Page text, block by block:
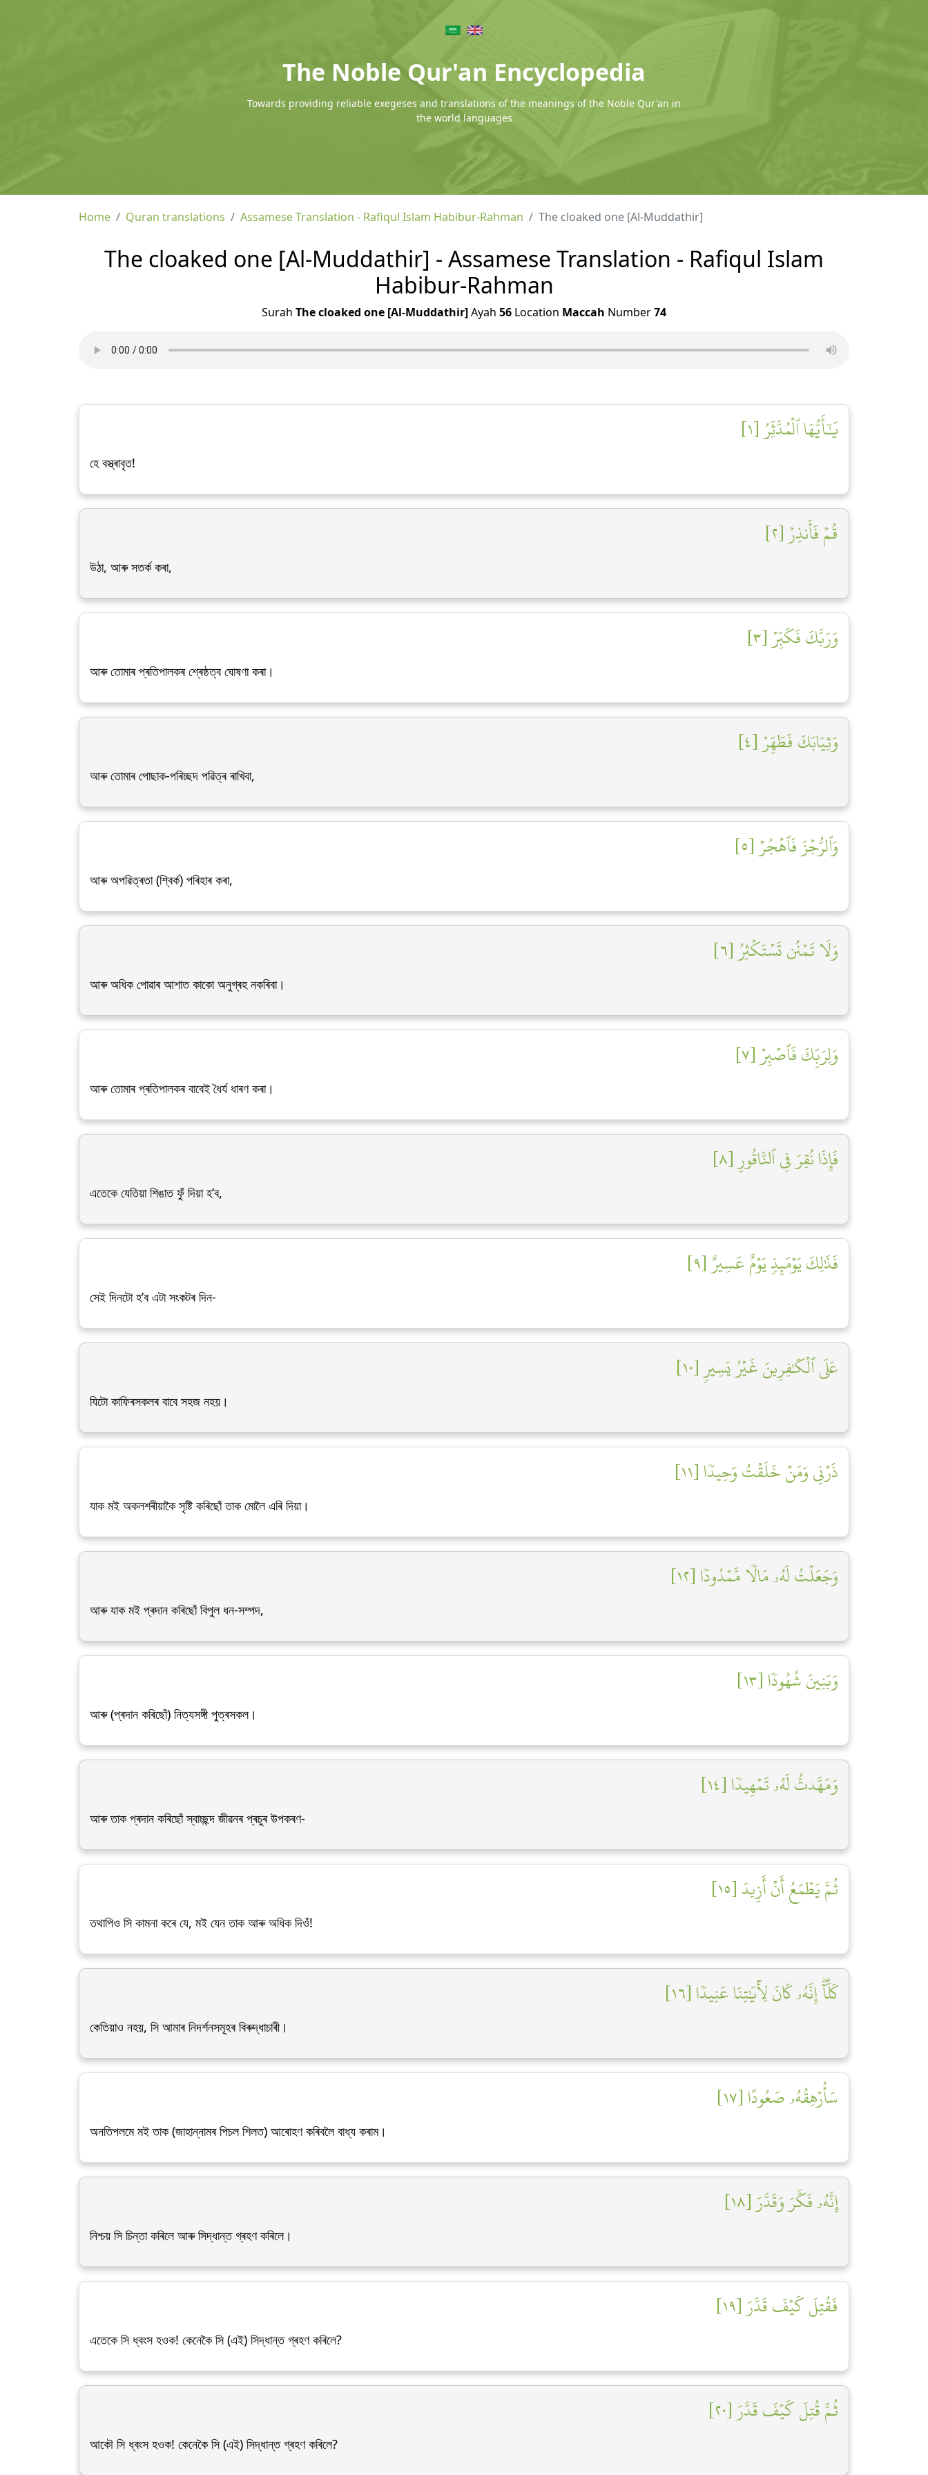
The Noble Qur'an Encyclopedia
Towards providing reliable exegeses and translations of the meanings of the Noble Qur'an in
the world languages
Home Quran translations Assamese Translation - Rafiqul Islam Habibur-Rahman The cloaked one [Al-Muddathir]
The cloaked one [Al-Muddathir] - Assamese Translation - Rafiqul Islam
Habibur-Rahman
Surah The cloaked one [Al-Muddathir]Ayah 56 Location Maccah Number74
يَٰٓأَيُّهَا ٱلۡمُدَّثِّرُ [١]
হে বস্ত্ৰাবৃত!
قُمۡ فَأَنذِرۡ [٢]
উঠা, আৰু সতৰ্ক কৰা,
وَرَبَّكَ فَكَبِّرۡ [٣]
আৰু তোমাৰ প্ৰতিপালকৰ শ্ৰেষ্ঠত্ব ঘোষণা কৰা।
وَثِيَابَكَ فَطَهِّرۡ [٤]
আৰু তোমাৰ পোছাক-পৰিচ্ছদ পৱিত্ৰ ৰাখিবা,
وَٱلرُّجۡزَ فَٱهۡجُرۡ [٥]
আৰু অপৱিত্ৰতা (শ্বিৰ্ক) পৰিহাৰ কৰা,
وَلَا تَمۡنُن تَسۡتَكۡثِرُ [٦]
আৰু অধিক পোৱাৰ আশাত কাকো অনুগ্ৰহ নকৰিবা।
وَلِرَبِّكَ فَٱصۡبِرۡ [٧]
আৰু তোমাৰ প্ৰতিপালকৰ বাবেই ধৈৰ্য ধাৰণ কৰা।
فَإِذَا نُقِرَ فِي ٱلنَّاقُورِ [٨]
এতেকে যেতিয়া শিঙাত ফুঁ দিয়া হ’ব,
فَذَٰلِكَ يَوۡمَئِذٖ يَوۡمٌ عَسِيرٌ [٩]
সেই দিনটো হ’ব এটা সংকটৰ দিন-
عَلَى ٱلۡكَٰفِرِينَ غَيۡرُ يَسِيرٖ [١٠]
যিটো কাফিৰসকলৰ বাবে সহজ নহয়।
ذَرۡنِي وَمَنۡ خَلَقۡتُ وَحِيدٗا [١١]
যাক মই অকলশৰীয়াকৈ সৃষ্টি কৰিছোঁ তাক মোলৈ এৰি দিয়া।
وَجَعَلۡتُ لَهُۥ مَالٗا مَّمۡدُودٗا [١٢]
আৰু যাক মই প্ৰদান কৰিছোঁ বিপুল ধন-সম্পদ,
وَبَنِينَ شُهُودٗا [١٣]
আৰু (প্ৰদান কৰিছোঁ) নিত্যসঙ্গী পুত্ৰসকল।
وَمَهَّدتُّ لَهُۥ تَمۡهِيدٗا [١٤]
আৰু তাক প্ৰদান কৰিছোঁ স্বাচ্ছন্দ জীৱনৰ প্ৰচুৰ উপকৰণ-
ثُمَّ يَطۡمَعُ أَنۡ أَزِيدَ [١٥]
তথাপিও সি কামনা কৰে যে, মই যেন তাক আৰু অধিক দিওঁ!
كَلَّآۖ إِنَّهُۥ كَانَ لِأٓيَٰتِنَا عَنِيدٗا [١٦]
কেতিয়াও নহয়, সি আমাৰ নিদৰ্শনসমূহৰ বিৰুদ্ধাচাৰী।
سَأُرۡهِقُهُۥ صَعُودًا [١٧]
অনতিপলমে মই তাক (জাহান্নামৰ পিচল শিলত) আৰোহণ কৰিবলৈ বাধ্য কৰাম।
إِنَّهُۥ فَكَّرَ وَقَدَّرَ [١٨]
নিশ্চয় সি চিন্তা কৰিলে আৰু সিদ্ধান্ত গ্ৰহণ কৰিলে।
فَقُتِلَ كَيۡفَ قَدَّرَ [١٩]
এতেকে সি ধ্বংস হওক! কেনেকৈ সি (এই) সিদ্ধান্ত গ্ৰহণ কৰিলে?
ثُمَّ قُتِلَ كَيۡفَ قَدَّرَ [٢٠]
আকৌ সি ধ্বংস হওক! কেনেকৈ সি (এই) সিদ্ধান্ত গ্ৰহণ কৰিলে?